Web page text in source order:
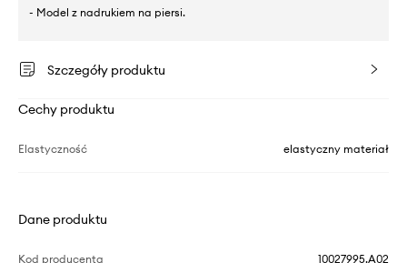
- Model z nadrukiem na piersi.
Szczegóły produktu
Cechy produktu
Elastyczność elastyczny materiał
Dane produktu
Kod producenta 10027995.A02